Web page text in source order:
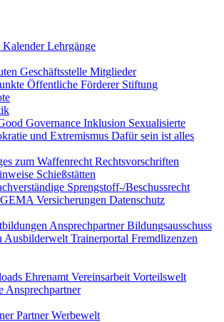
KalenderLehrgänge
Geschäftsstelle Mitglieder
Öffentliche Förderer Stiftung
Governance Inklusion Sexualisierte
und Extremismus Dafür sein ist alles
zum Waffenrecht Rechtsvorschriften
Schießstätten
Sprengstoff-/Beschussrecht
GEMA Versicherungen Datenschutz
AnsprechpartnerBildungsausschuss
Ausbilderwelt Trainerportal Fremdlizenzen
Ehrenamt Vereinsarbeit Vorteilswelt
Ansprechpartner
PartnerWerbewelt